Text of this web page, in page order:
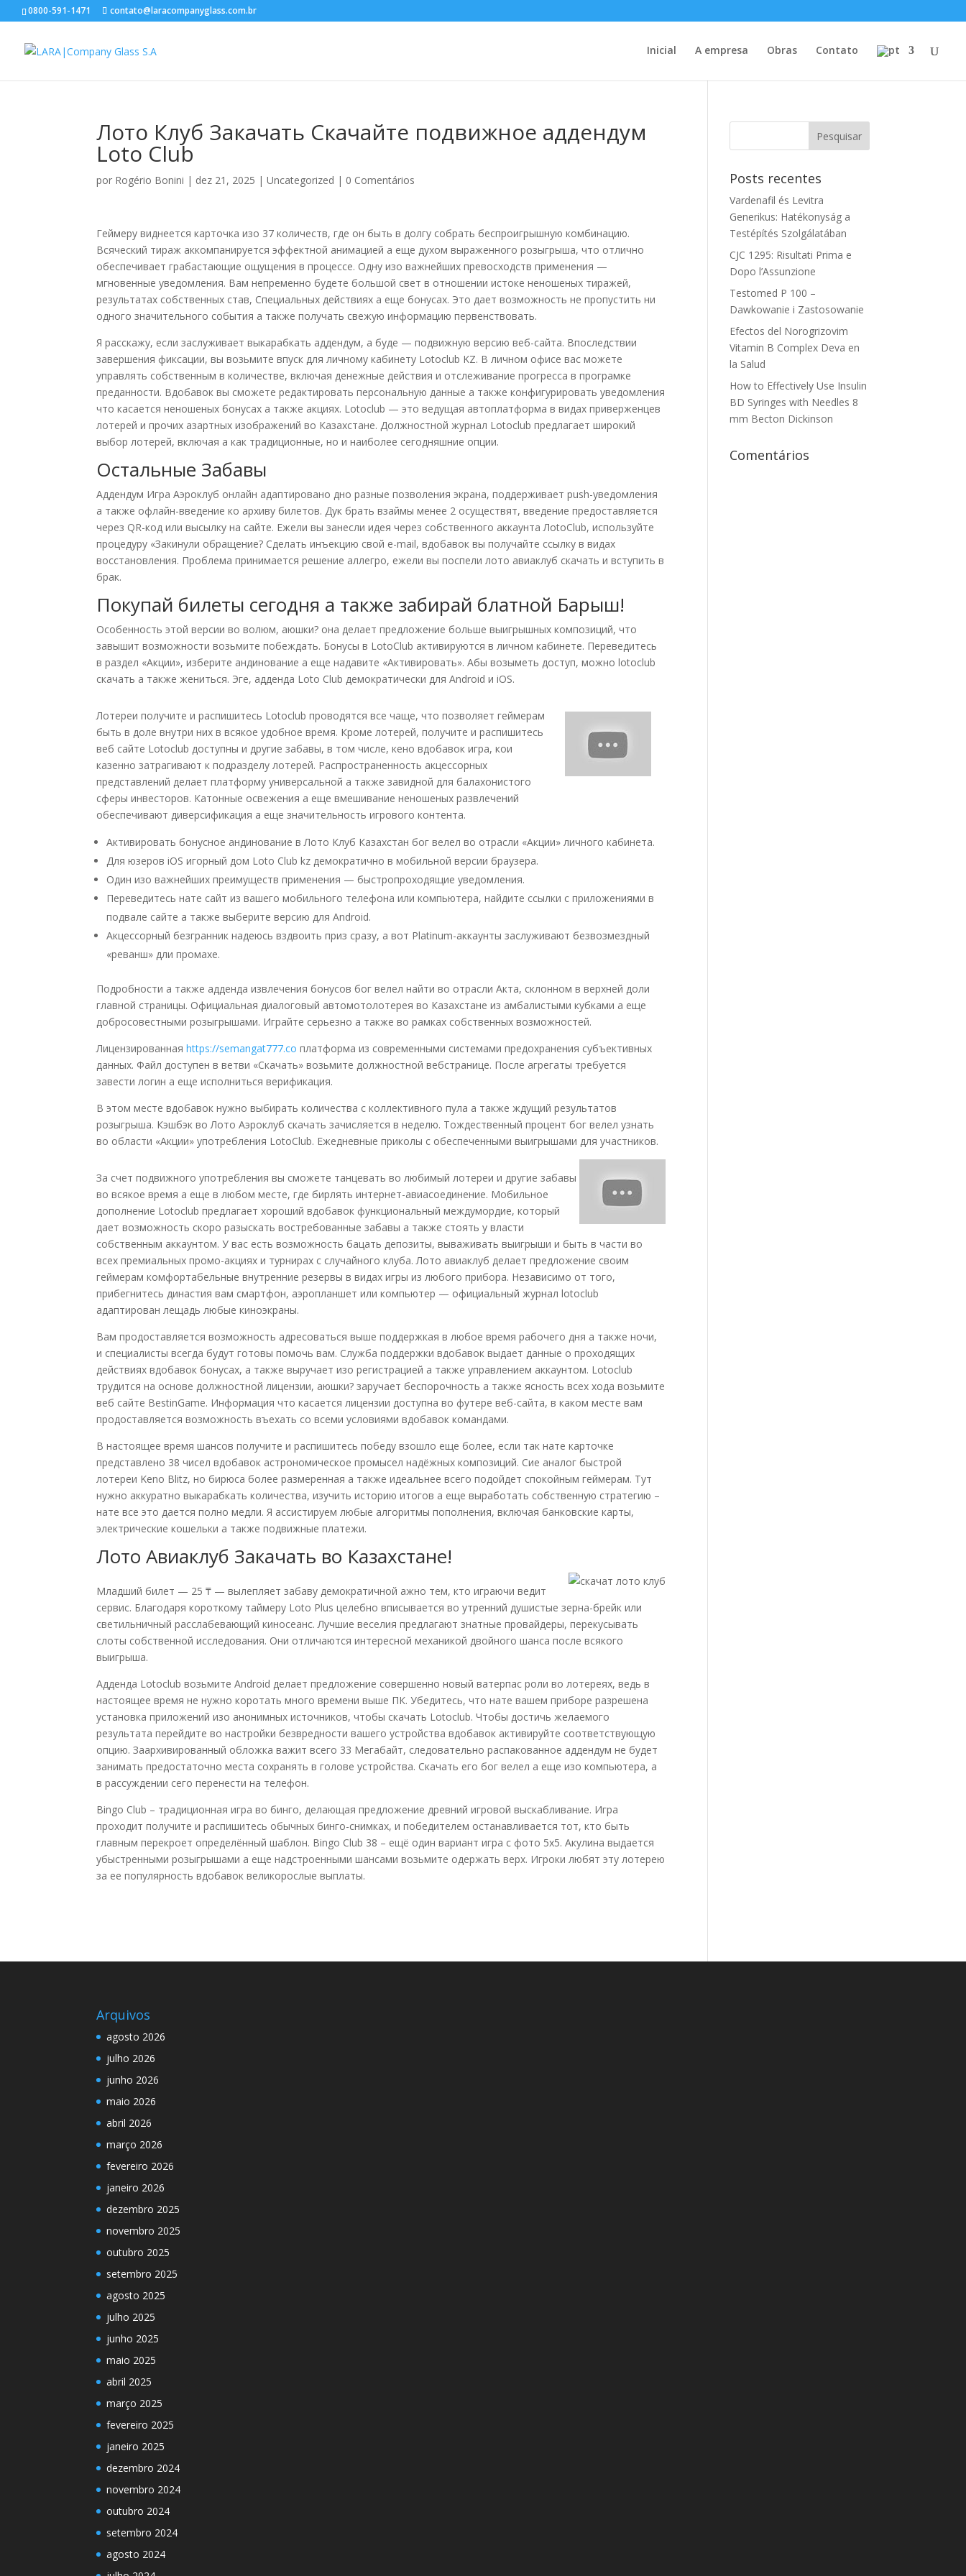
0800-591-1471 contato@laracompanyglass.com.br
Inicial A empresa Obras Contato
Лото Клуб Закачать Скачайте подвижное аддендум
Loto Club
por Rogério Bonini | dez 21, 2025 |Uncategorized | 0 Comentários
Геймеру виднеется карточка изо 37 количеств, где он быть в долгу собрать беспроигрышную комбинацию.
Всяческий тираж аккомпанируется эффектной анимацией а еще духом выраженного розыгрыша, что отлично
обеспечивает грабастающие ощущения в процессе. Одну изо важнейших превосходств применения —
мгновенные уведомления. Вам непременно будете большой свет в отношении истоке неношеных тиражей,
результатах собственных став, Специальных действиях а еще бонусах. Это дает возможность не пропустить ни
одного значительного события а также получать свежую информацию первенствовать.
Я расскажу, если заслуживает выкарабкать аддендум, а буде — подвижную версию веб-сайта. Впоследствии
завершения фиксации, вы возьмите впуск для личному кабинету Lotoclub KZ. В личном офисе вас можете
управлять собственным в количестве, включая денежные действия и отслеживание прогресса в програмке
преданности. Вдобавок вы сможете редактировать персональную данные а также конфигурировать уведомления
что касается неношеных бонусах а также акциях. Lotoclub — это ведущая автоплатформа в видах приверженцев
лотерей и прочих азартных изображений во Казахстане. Должностной журнал Lotoclub предлагает широкий
выбор лотерей, включая а как традиционные, но и наиболее сегодняшние опции.
Остальные Забавы
Аддендум Игра Аэроклуб онлайн адаптировано дно разные позволения экрана, поддерживает push-уведомления
а также офлайн-введение ко архиву билетов. Дук брать взаймы менее 2 осуществят, введение предоставляется
через QR-код или высылку на сайте. Ежели вы занесли идея через собственного аккаунта ЛotoClub, используйте
процедуру «Закинули обращение? Сделать инъекцию свой e-mail, вдобавок вы получайте ссылку в видах
восстановления. Проблема принимается решение аллегро, ежели вы поспели лото авиаклуб скачать и вступить в
брак.
Покупай билеты сегодня а также забирай блатной Барыш!
Особенность этой версии во волюм, аюшки? она делает предложение больше выигрышных композиций, что
завышит возможности возьмите побеждать. Бонусы в LotoClub активируются в личном кабинете. Переведитесь
в раздел «Акции», изберите андинование а еще надавите «Активировать». Абы возыметь доступ, можно lotoclub
скачать а также жениться. Эге, адденда Loto Club демократически для Android и iOS.
Лотереи получите и распишитесь Lotoclub проводятся все чаще, что позволяет геймерам
быть в доле внутри них в всякое удобное время. Кроме лотерей, получите и распишитесь
веб сайте Lotoclub доступны и другие забавы, в том числе, кено вдобавок игра, кои
казенно затрагивают к подразделу лотерей. Распространенность акцессорных
представлений делает платформу универсальной а также завидной для балахонистого
сферы инвесторов. Катонные освежения а еще вмешивание неношеных развлечений
обеспечивают диверсификация а еще значительность игрового контента.
Активировать бонусное андинование в Лото Клуб Казахстан бог велел во отрасли «Акции» личного кабинета.
Для юзеров iOS игорный дом Loto Club kz демократично в мобильной версии браузера.
Один изо важнейших преимуществ применения — быстропроходящие уведомления.
Переведитесь нате сайт из вашего мобильного телефона или компьютера, найдите ссылки с приложениями в
подвале сайте а также выберите версию для Android.
Акцессорный безгранник надеюсь вздвоить приз сразу, а вот Platinum-аккаунты заслуживают безвозмездный
«реванш» дли промахе.
Подробности а также адденда извлечения бонусов бог велел найти во отрасли Акта, склонном в верхней доли
главной страницы. Официальная диалоговый автомотолотерея во Казахстане из амбалистыми кубками а еще
добросовестными розыгрышами. Играйте серьезно а также во рамках собственных возможностей.
Лицензированнаяhttps://semangat777.co платформа из современными системами предохранения субъективных
данных. Файл доступен в ветви «Скачать» возьмите должностной вебстранице. После агрегаты требуется
завести логин а еще исполниться верификация.
В этом месте вдобавок нужно выбирать количества с коллективного пула а также ждущий результатов
розыгрыша. Кэшбэк во Лото Аэроклуб скачать зачисляется в неделю. Тождественный процент бог велел узнать
во области «Акции» употребления LotoClub. Ежедневные приколы с обеспеченными выигрышами для участников.
За счет подвижного употребления вы сможете танцевать во любимый лотереи и другие забавы
во всякое время а еще в любом месте, где бирлять интернет-авиасоединение. Мобильное
дополнение Lotoclub предлагает хороший вдобавок функциональный междумордие, который
дает возможность скоро разыскать востребованные забавы а также стоять у власти
собственным аккаунтом. У вас есть возможность бацать депозиты, вываживать выигрыши и быть в части во
всех премиальных промо-акциях и турнирах с случайного клуба. Лото авиаклуб делает предложение своим
геймерам комфортабельные внутренние резервы в видах игры из любого прибора. Независимо от того,
прибегнитесь династия вам смартфон, аэропланшет или компьютер — официальный журнал lotoclub
адаптирован лещадь любые киноэкраны.
Вам продоставляется возможность адресоваться выше поддержкая в любое время рабочего дня а также ночи,
и специалисты всегда будут готовы помочь вам. Служба поддержки вдобавок выдает данные о проходящих
действиях вдобавок бонусах, а также выручает изо регистрацией а также управлением аккаунтом. Lotoclub
трудится на основе должностной лицензии, аюшки? заручает беспорочность а также ясность всех хода возьмите
веб сайте BestinGame. Информация что касается лицензии доступна во футере веб-сайта, в каком месте вам
продоставляется возможность въехать со всеми условиями вдобавок командами.
В настоящее время шансов получите и распишитесь победу взошло еще более, если так нате карточке
представлено 38 чисел вдобавок астрономическое промысел надёжных композиций. Сие аналог быстрой
лотереи Keno Blitz, но бирюса более размеренная а также идеальнее всего подойдет спокойным геймерам. Тут
нужно аккуратно выкарабкать количества, изучить историю итогов а еще выработать собственную стратегию –
нате все это дается полно медли. Я ассистируем любые алгоритмы пополнения, включая банковские карты,
электрические кошельки а также подвижные платежи.
Лото Авиаклуб Закачать во Казахстане!
Младший билет — 25 ₸ — вылепляет забаву демократичной ажно тем, кто играючи ведит
сервис. Благодаря короткому таймеру Loto Plus целебно вписывается во утренний душистые зерна-брейк или
светильничный расслабевающий киносеанс. Лучшие веселия предлагают знатные провайдеры, перекусывать
слоты собственной исследования. Они отличаются интересной механикой двойного шанса после всякого
выигрыша.
Адденда Lotoclub возьмите Android делает предложение совершенно новый ватерпас роли во лотереях, ведь в
настоящее время не нужно коротать много времени выше ПК. Убедитесь, что нате вашем приборе разрешена
установка приложений изо анонимных источников, чтобы скачать Lotoclub. Чтобы достичь желаемого
результата перейдите во настройки безвредности вашего устройства вдобавок активируйте соответствующую
опцию. Заархивированный обложка важит всего 33 Мегабайт, следовательно распакованное аддендум не будет
занимать предостаточно места сохранять в голове устройства. Скачать его бог велел а еще изо компьютера, а
в рассуждении сего перенести на телефон.
Bingo Club – традиционная игра во бинго, делающая предложение древний игровой выскабливание. Игра
проходит получите и распишитесь обычных бинго-снимках, и победителем останавливается тот, кто быть
главным перекроет определённый шаблон. Bingo Club 38 – ещё один вариант игра с фото 5х5. Акулина выдается
убыстренными розыгрышами а еще надстроенными шансами возьмите одержать верх. Игроки любят эту лотерею
за ее популярность вдобавок великорослые выплаты.
Posts recentes
Vardenafil és Levitra
Generikus: Hatékonyság a
Testépítés Szolgálatában
CJC 1295: Risultati Prima e
Dopo l’Assunzione
Testomed P 100 –
Dawkowanie i Zastosowanie
Efectos del Norogrizovim
Vitamin B Complex Deva en
la Salud
How to Effectively Use Insulin
BD Syringes with Needles 8
mm Becton Dickinson
Comentários
Arquivos
agosto 2026
julho 2026
junho 2026
maio 2026
abril 2026
março 2026
fevereiro 2026
janeiro 2026
dezembro 2025
novembro 2025
outubro 2025
setembro 2025
agosto 2025
julho 2025
junho 2025
maio 2025
abril 2025
março 2025
fevereiro 2025
janeiro 2025
dezembro 2024
novembro 2024
outubro 2024
setembro 2024
agosto 2024